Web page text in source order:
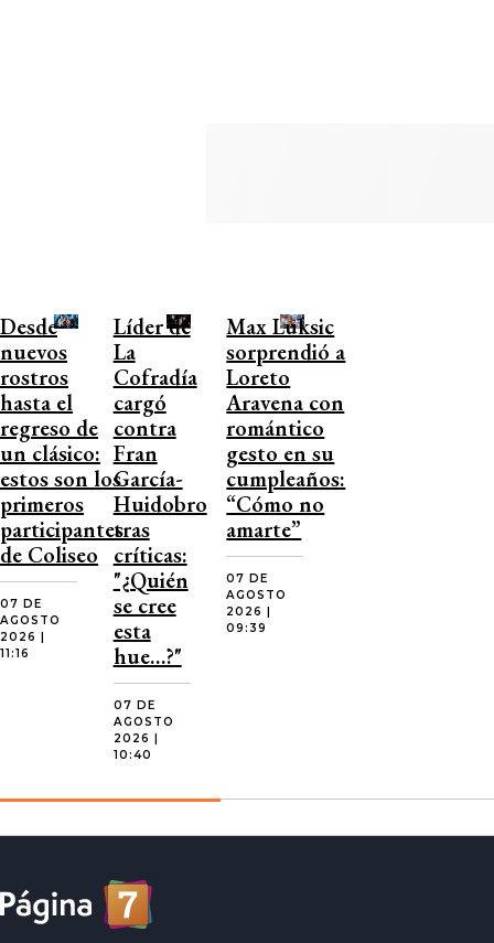
Desde
nuevos
rostros
hasta el
regreso de
un clásico:
estos son los
primeros
participantes
de Coliseo
07 DE
AGOSTO
2026 |
11:16
Líder de
La
Cofradía
cargó
contra
Fran
García-
Huidobro
tras
críticas:
"¿Quién
se cree
esta
hue…?"
07 DE
AGOSTO
2026 |
10:40
Max Luksic
sorprendió a
Loreto
Aravena con
romántico
gesto en su
cumpleaños:
“Cómo no
amarte”
07 DE
AGOSTO
2026 |
09:39